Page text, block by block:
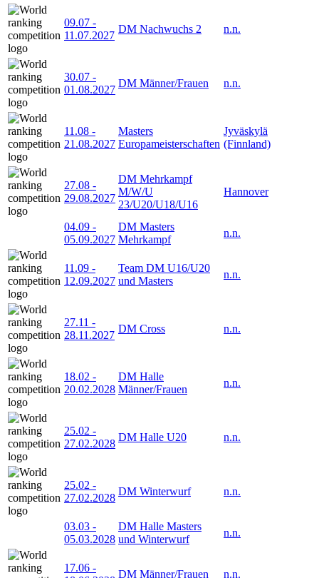
09.07 -
11.07.2027
DM Nachwuchs 2 n.n.
30.07 -
01.08.2027
DM Männer/Frauen n.n.
11.08 -
21.08.2027
Masters
Europameisterschaften
Jyväskylä
(Finnland)
27.08 -
29.08.2027
DM Mehrkampf
M/W/U
23/U20/U18/U16
Hannover
04.09 -
05.09.2027
DM Masters
Mehrkampf
n.n.
11.09 -
12.09.2027
Team DM U16/U20
und Masters
n.n.
27.11 -
28.11.2027
DM Cross n.n.
18.02 -
20.02.2028
DM Halle
Männer/Frauen
n.n.
25.02 -
27.02.2028
DM Halle U20 n.n.
25.02 -
27.02.2028
DM Winterwurf n.n.
03.03 -
05.03.2028
DM Halle Masters
und Winterwurf
n.n.
17.06 -
DM Männer/Frauen n.n.